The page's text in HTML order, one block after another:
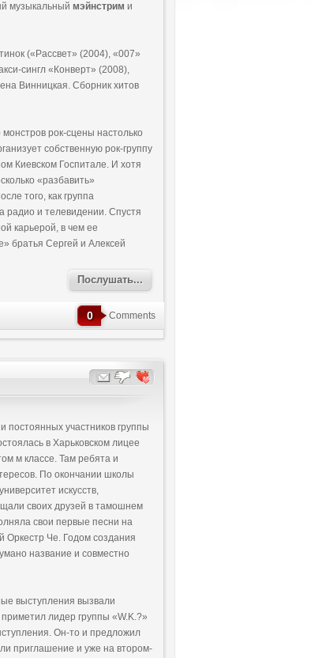
музыкальный мэйнстрим и
(«Рассвет» (2004), «007»
сингл «Конверт» (2008),
Винницкая. Сборник хитов
рок-сцены настолько
собственную рок-группу
Киевском Госпитале. И хотя
«разбавить»
того, как группа
радио и телевидении. Спустя
карьерой, в чем ее
братья Сергей и Алексей
Послушать...
0 Comments
постоянных участников группы
в Харьковском лицее
м классе. Там ребята и
По окончании школы
искусств,
своих друзей в тамошнем
свои первые песни на
Оркестр Че. Годом создания
название и совместно
выступления вызвали
лидер группы «W.K.?»
Он-то и предложил
приглашение и уже на втором-